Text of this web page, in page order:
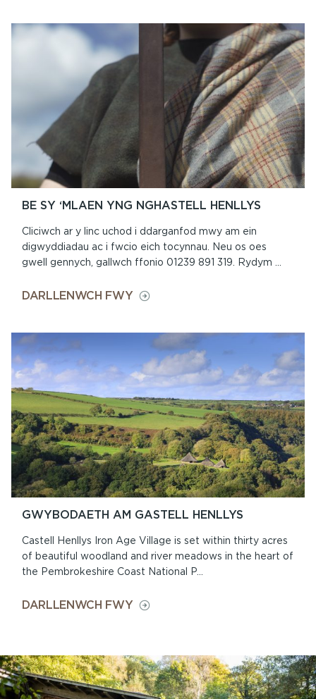
BE SY ‘MLAEN YNG NGHASTELL HENLLYS
Cliciwch ar y linc uchod i ddarganfod mwy am ein
digwyddiadau ac i fwcio eich tocynnau. Neu os oes
gwell gennych, gallwch ffonio 01239 891 319. Rydym ...
DARLLENWCH FWYON
‘MLAEN
YNG
NGHASTELL
HENLLYS
GWYBODAETH AM GASTELL HENLLYS
Castell Henllys Iron Age Village is set within thirty acres
of beautiful woodland and river meadows in the heart of
the Pembrokeshire Coast National P...
DARLLENWCH FWYON
HENLLYS